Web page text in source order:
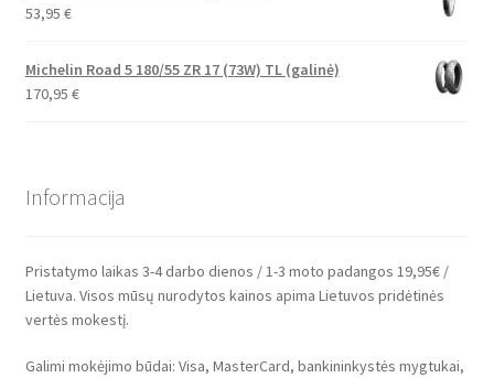
53,95 €
Michelin Road 5 180/55 ZR 17 (73W) TL (galinė)
170,95 €
Informacija
Pristatymo laikas 3-4 darbo dienos / 1-3 moto padangos 19,95€ /
Lietuva. Visos mūsų nurodytos kainos apima Lietuvos pridėtinės
vertės mokestį.
Galimi mokėjimo būdai: Visa, MasterCard, bankininkystės mygtukai,